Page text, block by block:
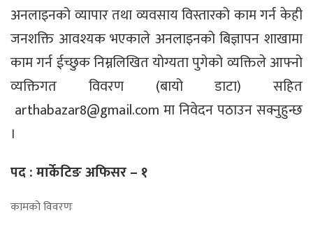
अनलाइनको व्यापार तथा व्यवसाय विस्तारको काम गर्न केही
जनशक्ति आवश्यक भएकाले अनलाइनको बिज्ञापन शाखामा
काम गर्न ईच्छुक निम्नलिखित योग्यता पुगेको व्यक्तिले आफ्नो
व्यक्तिगत विवरण (बायो डाटा) सहित
arthabazar8@gmail.com मा निवेदन पठाउन सक्नुहुन्छ
।
पद : मार्केटिङ अफिसर – १
कामको विवरणः